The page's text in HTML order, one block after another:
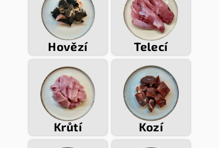
Hovězí Telecí
Krůtí Kozí